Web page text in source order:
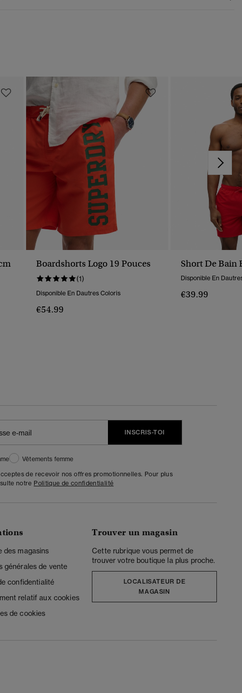
Boardshorts Logo 19 Pouces
(1)
Disponible En Dautres Coloris
€54.99
Short De Bain
Disponible En
€39.99
INSCRIS-TOI
Vêtements femme
de recevoir nos offres promotionnelles. Pour plus
notre Politique de confidentialité
des magasins
générales de vente
confidentialité
relatif aux cookies
de cookies
Trouver un magasin
Cette rubrique vous permet de
trouver votre boutique la plus proche.
LOCALISATEUR DE
MAGASIN